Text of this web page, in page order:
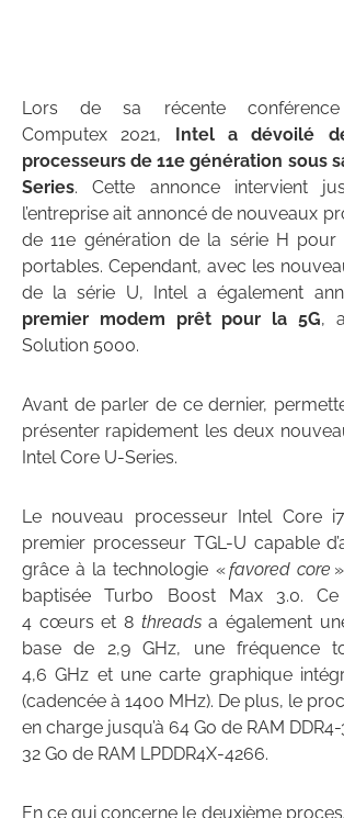
Lors de sa récente
Computex 2021,
Intel a dévoilé
processeurs de 11e génération sous
Series. Cette annonce intervient
l’entreprise ait annoncé de nouveaux
de 11e génération de la série H pour
portables. Cependant, avec les
de la série U, Intel a également
premier modem prêt pour la 5G,
Solution 5000.
Avant de parler de ce dernier,
présenter rapidement les deux
Intel Core U-Series.
Le nouveau processeur Intel Core
premier processeur TGL-U capable
grâce à la technologie «favored core
baptisée Turbo Boost Max 3.0.
4 cœurs et 8 threadsa également
base de 2,9 GHz, une fréquence
4,6 GHz et une carte graphique
(cadencée à 1400 MHz). De plus, le
en charge jusqu’à 64 Go de RAM
32 Go de RAM LPDDR4X-4266.
En ce qui concerne le deuxième